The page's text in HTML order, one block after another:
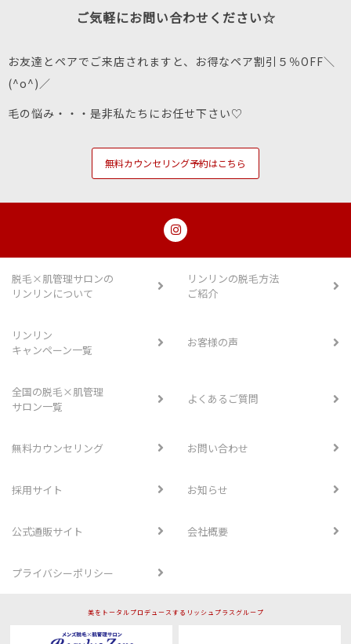
ご気軽にお問い合わせください☆
お友達とペアでご来店されますと、お得なペア割引５％OFF＼
(^o^)／
毛の悩み・・・是非私たちにお任せ下さい♡
無料カウンセリング予約はこちら
脱毛×肌管理サロンの
リンリンについて
リンリンの脱毛方法
ご紹介
リンリン
キャンペーン一覧
お客様の声
全国の脱毛×肌管理
サロン一覧
よくあるご質問
無料カウンセリング お問い合わせ
採用サイト お知らせ
公式通販サイト 会社概要
プライバシーポリシー
美をトータルプロデュースするリッシュプラスグループ